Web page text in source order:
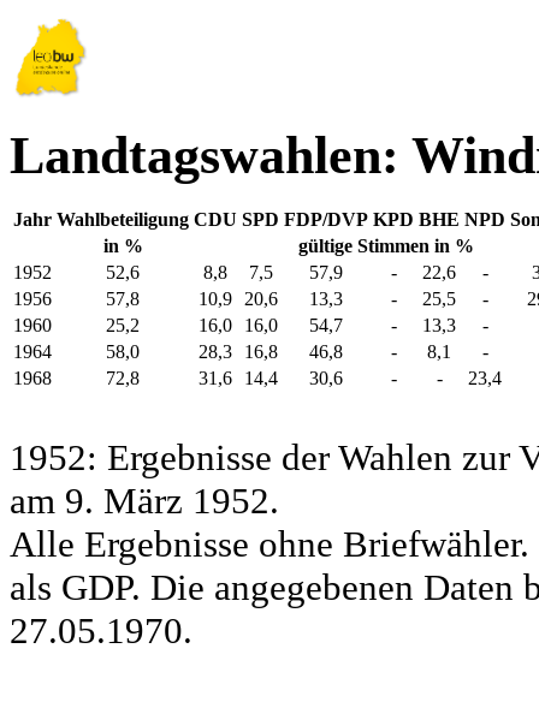
Landtagswahlen:
Jahr Wahlbeteiligung CDU SPD FDP/DVP KPD BHE NPD
in %
gültige Stimmen in %
1952
52,6 8,8 7,5 57,9 - 22,6 -
1956
57,8 10,9 20,6 13,3 - 25,5 -
1960
25,2 16,0 16,0 54,7 - 13,3
-
1964
58,0 28,3 16,8 46,8 - 8,1
-
1968
72,8 31,6 14,4 30,6 - - 23,4
1952: Ergebnisse der Wahlen zur
am 9. März 1952.
Alle Ergebnisse ohne
als GDP. Die angegebenen
27.05.1970.